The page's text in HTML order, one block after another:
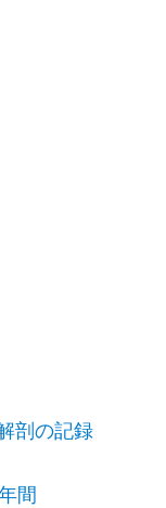
剖の記録
間